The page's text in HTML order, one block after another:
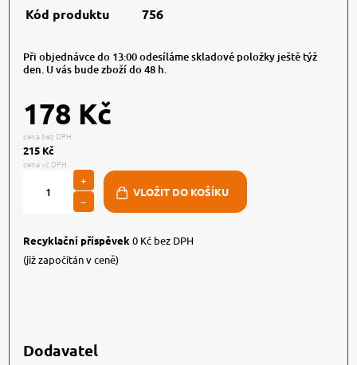
Kód produktu
756
Při objednávce do 13:00 odesíláme skladové položky ještě týž
den. U vás bude zboží do 48 h.
178 Kč
cena bez DPH
215 Kč
cena vč.DPH
+
−
Recyklační příspěvek 0 Kč bez DPH
(již započítán v ceně)
Dodavatel